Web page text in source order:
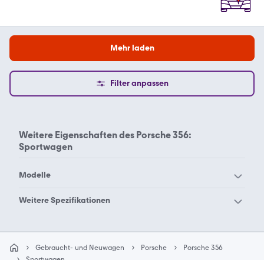
Mehr laden
Filter anpassen
Weitere Eigenschaften des Porsche 356:
Sportwagen
Modelle
Porsche 356
Porsche 914
Porsche 924
Porsche 928
Porsche 930
Weitere Spezifikationen
Gebraucht- und Neuwagen Porsche
Porsche 356